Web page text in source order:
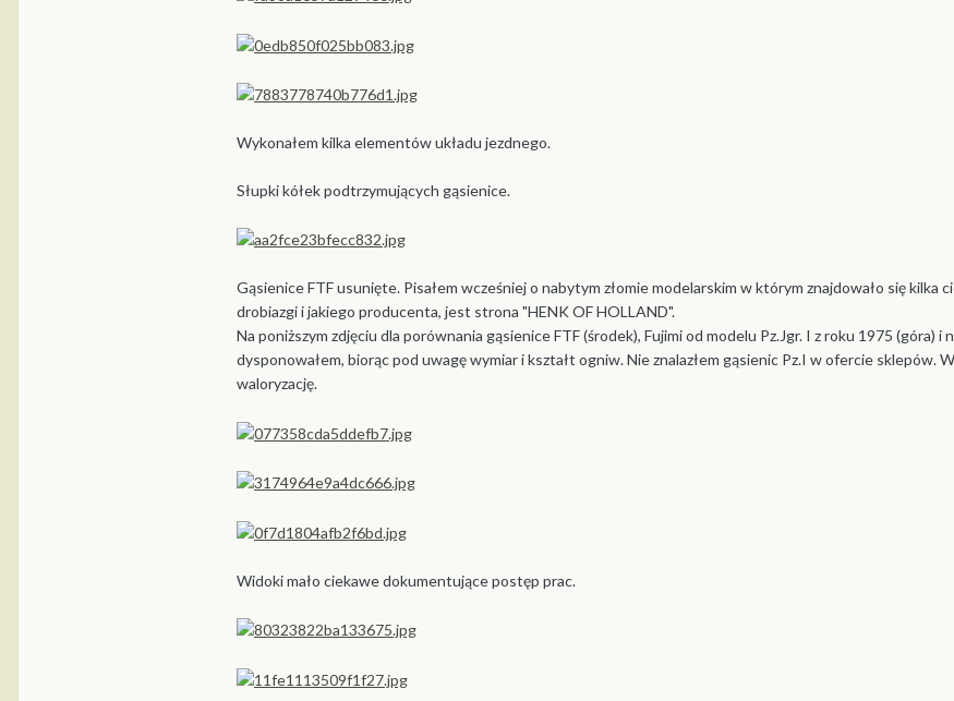
Wykonałem kilka elementów układu jezdnego.
Słupki kółek podtrzymujących gąsienice.
Gąsienice FTF usunięte. Pisałem wcześniej o nabytym złomie modelarskim w którym znajdowało się
drobiazgi i jakiego producenta, jest strona "HENK OF HOLLAND".
Na poniższym zdjęciu dla porównania gąsienice FTF (środek), Fujimi od modelu Pz.Jgr. I z roku 1975 (góra)
dysponowałem, biorąc pod uwagę wymiar i kształt ogniw. Nie znalazłem gąsienic Pz.I w ofercie sklepów.
waloryzację.
Widoki mało ciekawe dokumentujące postęp prac.